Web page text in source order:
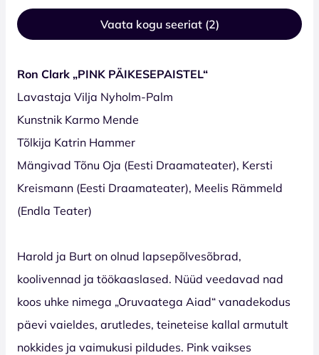
Vaata kogu seeriat (2)
Ron Clark „PINK PÄIKESEPAISTEL“
Lavastaja Vilja Nyholm-Palm
Kunstnik Karmo Mende
Tõlkija Katrin Hammer
Mängivad Tõnu Oja (Eesti Draamateater), Kersti
Kreismann (Eesti Draamateater), Meelis Rämmeld
(Endla Teater)
Harold ja Burt on olnud lapsepõlvesõbrad,
koolivennad ja töökaaslased. Nüüd veedavad nad
koos uhke nimega „Oruvaatega Aiad“ vanadekodus
päevi vaieldes, arutledes, teineteise kallal armutult
nokkides ja vaimukusi pildudes. Pink vaikses